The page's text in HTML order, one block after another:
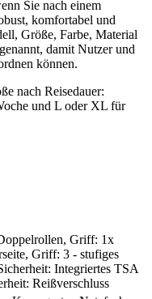
Sie nach einem
komfortabel und
Größe, Farbe, Material
damit Nutzer und
können.
nach Reisedauer:
und L oder XL für
Griff: 1x
Griff: 3 - stufiges
Integriertes TSA
Reißverschluss